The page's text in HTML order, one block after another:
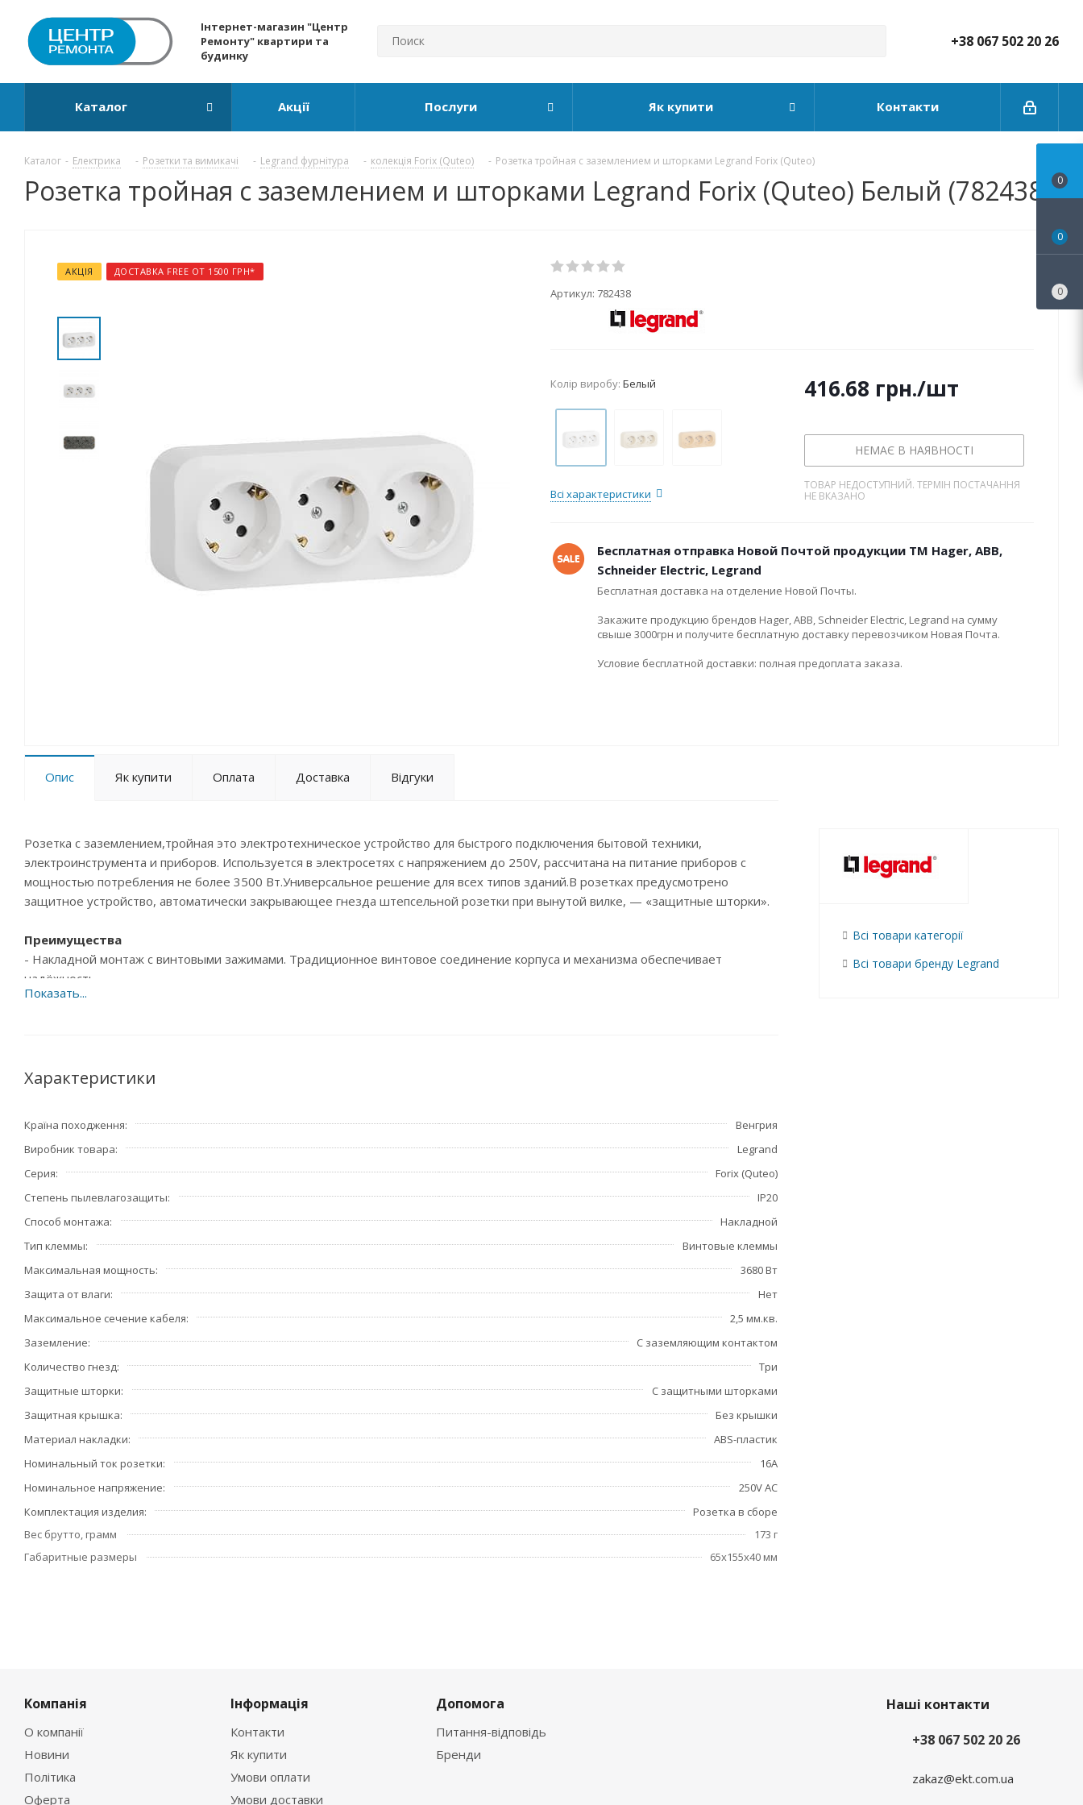
Інтернет-магазин "Центр
Ремонту" квартири та
будинку
+38 067 502 20 26
Каталог Акції Послуги Як купити Контакти
Каталог - Електрика - Розетки та вимикачі - Legrand фурнітура - колекція Forix (Quteo) - Розетка тройная с заземлением и шторками Legrand Forix (Quteo)
Розетка тройная с заземлением и шторками Legrand Forix (Quteo) Белый (782438)
АКЦІЯ ДОСТАВКА FREE ОТ 1500 ГРН*
Артикул: 782438
Колір виробу: Белый
Всі характеристики
416.68 грн./шт
НЕМАЄ В НАЯВНОСТІ
ТОВАР НЕДОСТУПНИЙ. ТЕРМІН ПОСТАЧАННЯ
НЕ ВКАЗАНО
Бесплатная отправка Новой Почтой продукции ТМ Hager, ABB,
Schneider Electric, Legrand
Бесплатная доставка на отделение Новой Почты.
Закажите продукцию брендов Hager, ABB, Schneider Electric, Legrand на сумму
свыше 3000грн и получите бесплатную доставку перевозчиком Новая Почта.
Условие бесплатной доставки: полная предоплата заказа.
Опис Як купити Оплата Доставка Відгуки
Розетка с заземлением,тройная это электротехническое устройство для быстрого подключения бытовой техники,
электроинструмента и приборов. Используется в электросетях с напряжением до 250V, рассчитана на питание приборов с
мощностью потребления не более 3500 Вт.Универсальное решение для всех типов зданий.В розетках предусмотрено
защитное устройство, автоматически закрывающее гнезда штепсельной розетки при вынутой вилке, — «защитные шторки».
Преимущества
- Накладной монтаж с винтовыми зажимами. Традиционное винтовое соединение корпуса и механизма обеспечивает
надёжность
крепления и дополнительную стойкость изделия к механическим нагрузкам. Винтовые клеммы,защищенные от прямого
Характеристики
Країна походження
Венгрия
Виробник товара
Legrand
Серия
Forix (Quteo)
Степень пылевлагозащиты
IP20
Способ монтажа
Накладной
Тип клеммы
Винтовые клеммы
Максимальная мощность
3680 Вт
Защита от влаги
Нет
Максимальное сечение кабеля
2,5 мм.кв.
Заземление
С заземляющим контактом
Количество гнезд
Три
Защитные шторки
С защитными шторками
Защитная крышка
Без крышки
Материал накладки
ABS-пластик
Номинальный ток розетки
16А
Номинальное напряжение
250V AC
Комплектация изделия
Розетка в сборе
Вес брутто, грамм
173 г
Габаритные размеры
65x155x40 мм
Всі товари категорії
Всі товари бренду Legrand
Компанія
О компанії
Новини
Політика
Оферта
Інформація
Контакти
Як купити
Умови оплати
Умови доставки
Допомога
Питання-відповідь
Бренди
Наші контакти
+38 067 502 20 26
zakaz@ekt.com.ua
0
0
0